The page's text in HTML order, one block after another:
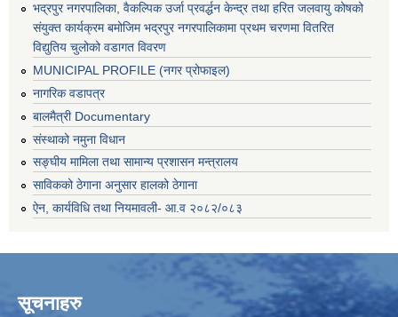
भद्रपुर नगरपालिका, वैकल्पिक उर्जा प्रवर्द्धन केन्द्र तथा हरित जलवायु कोषको
संयुक्त कार्यक्रम बमोजिम भद्रपुर नगरपालिकामा प्रथम चरणमा वितरित
विद्युतिय चुलोको वडागत विवरण
MUNICIPAL PROFILE (नगर प्रोफाइल)
नागरिक वडापत्र
बालमैत्री Documentary
संस्थाको नमुना विधान
सङ्घीय मामिला तथा सामान्य प्रशासन मन्त्रालय
साविकको ठेगाना अनुसार हालको ठेगाना
ऐन, कार्यविधि तथा नियमावली- आ.व २०८२/०८३
सूचनाहरु